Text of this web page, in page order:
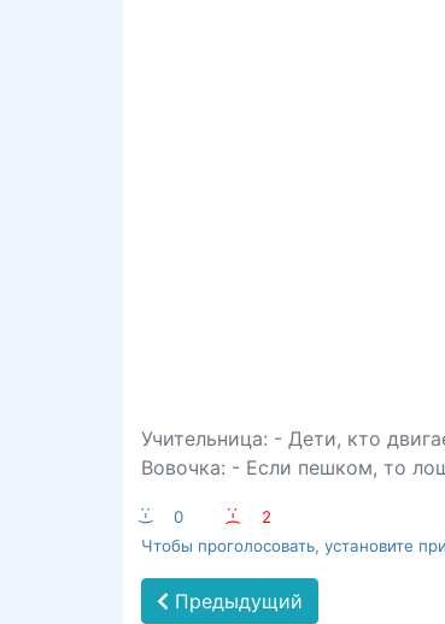
Учительница: - Дети, кто
Вовочка: - Если пешком, то
:-) 0 :-(
2
Чтобы проголосовать, установите
Предыдущий